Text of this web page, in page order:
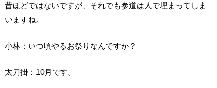
昔ほどではないですが、それでも参道は人で埋まってしま
いますね。
小林：いつ頃やるお祭りなんですか？
太刀掛：10月です。